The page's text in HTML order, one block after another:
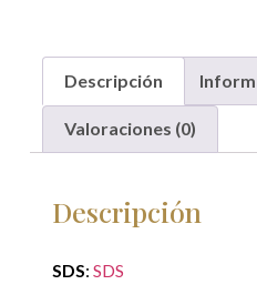
Descripción
Valoraciones (0)
Descripción
SDS: SDS